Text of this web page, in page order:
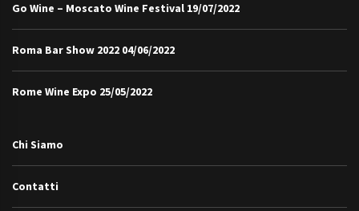
Go Wine – Moscato Wine Festival 19/07/2022
Roma Bar Show 2022 04/06/2022
Rome Wine Expo 25/05/2022
Chi Siamo
Contatti